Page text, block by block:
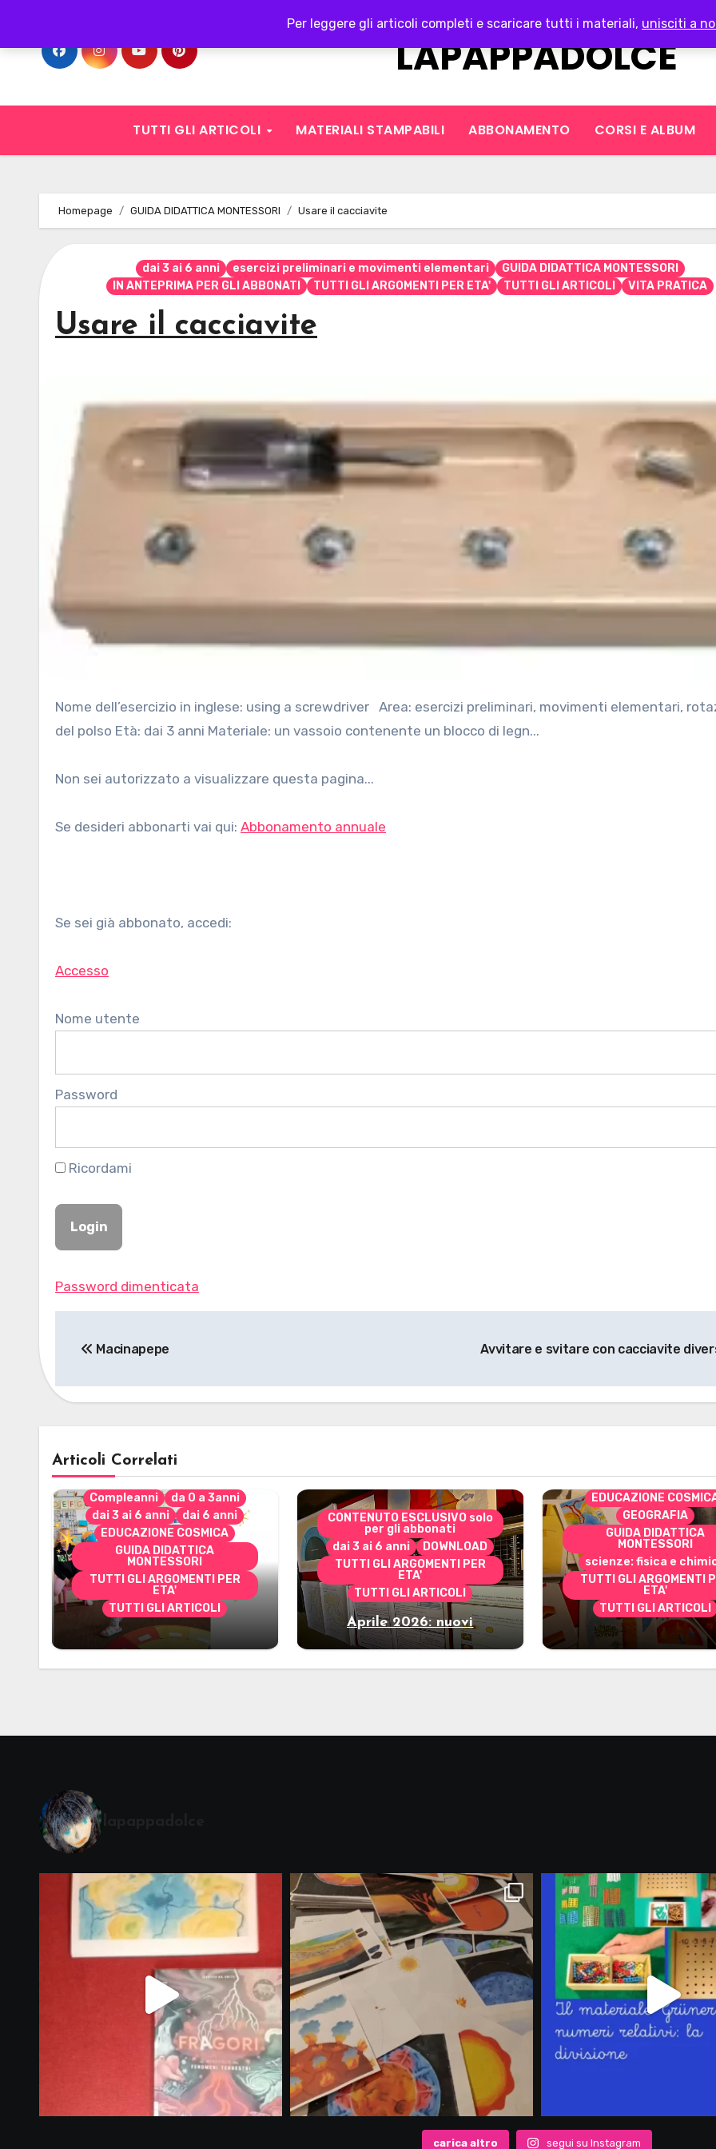
Per leggere gli articoli completi e scaricare tutti i materiali, unisciti a
content
LAPAPPADOLCE
TUTTI GLI ARTICOLI MATERIALI STAMPABILI ABBONAMENTO CORSI E ALBUM
Homepage GUIDA DIDATTICA MONTESSORI Usare il cacciavite
dai 3 ai 6 anni esercizi preliminari e movimenti elementari
GUIDA DIDATTICA MONTESSORI
IN ANTEPRIMA PER GLI ABBONATI
TUTTI GLI ARGOMENTI PER ETA' TUTTI GLI ARTICOLI VITA PRATICA
Usare il cacciavite
Nome dell’esercizio in inglese: using a screwdriver Area: esercizi preliminari, movimenti elementari, rotazione
del polso Età: dai 3 anni Materiale: un vassoio contenente un blocco di legn...
Non sei autorizzato a visualizzare questa pagina...
Se desideri abbonarti vai qui: Abbonamento annuale
Se sei già abbonato, accedi:
Accesso
Nome utente
Password
Ricordami
Password dimenticata
articoli
Macinapepe Avvitare e svitare con cacciavite
Articoli Correlati
Compleanni
da 0 a 3anni
dai 3 ai 6 anni
dai 6 anni
EDUCAZIONE COSMICA
GUIDA DIDATTICA
MONTESSORI
TUTTI GLI ARGOMENTI PER
ETA'
TUTTI GLI ARTICOLI
Alcuni materiali per
accompagnare la
Cerimonia del Sole
CONTENUTO ESCLUSIVO solo
per gli abbonati
dai 3 ai 6 anni
DOWNLOAD
TUTTI GLI ARGOMENTI PER
ETA'
TUTTI GLI ARTICOLI
Aprile 2026: nuovi
materiali stampabili per
CONTENUTO
DOWNLOAD
EDUCAZIONE
GEOGRAFIA
GUIDA DIDATTICA
MONTESSORI
scienze: fisica e
TUTTI GLI ARGOMENTI
ETA'
TUTTI GLI ARTICOLI
Marzo 2026:
materiali stampabili
gli abbonati
carica altro segui su Instagram